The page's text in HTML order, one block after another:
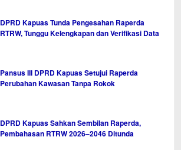
DPRD Kapuas Tunda Pengesahan Raperda
RTRW, Tunggu Kelengkapan dan Verifikasi Data
Pansus III DPRD Kapuas Setujui Raperda
Perubahan Kawasan Tanpa Rokok
DPRD Kapuas Sahkan Sembilan Raperda,
Pembahasan RTRW 2026–2046 Ditunda